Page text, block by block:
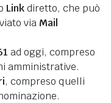
Linkdiretto, che può
via Mail
ad oggi, compreso
amministrative.
, compreso quelli